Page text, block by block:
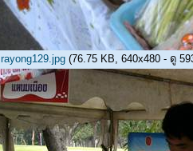
rayong129.jpg (76.75 KB, 640x480 - ดู